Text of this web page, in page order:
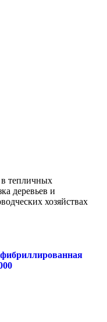
в тепличных
деревьев и
хозяйствах